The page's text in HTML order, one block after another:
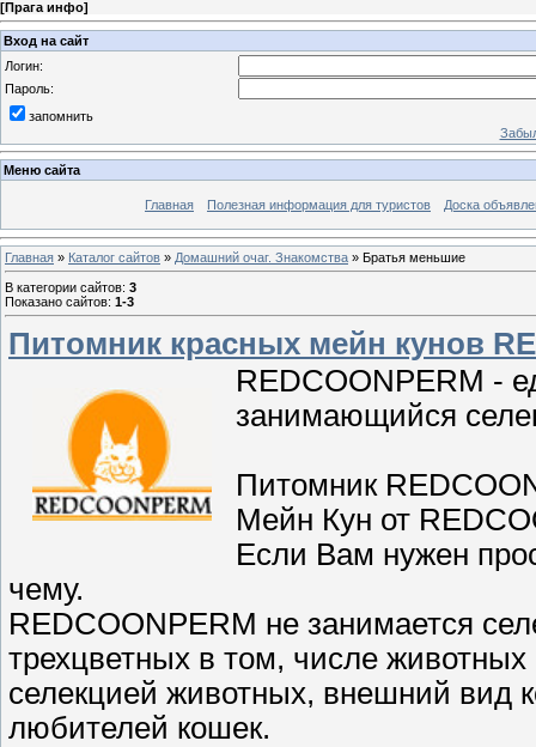
[Прага инфо]
Вход на сайт
Логин:
Пароль:
запомнить
Меню сайта
Главная Полезная информация для туристов Доска
Главная » Каталог сайтов » Домашний очаг. Знакомства » Братья меньшие
В категории сайтов: 3
Показано сайтов: 1-3
Питомник красных мейн кунов
REDCOONPERM -
занимающийся
Питомник
Мейн Кун от
Если Вам нужен
чему.
REDCOONPERM не занимается
трехцветных в том, числе животных
селекцией животных, внешний вид
любителей кошек.